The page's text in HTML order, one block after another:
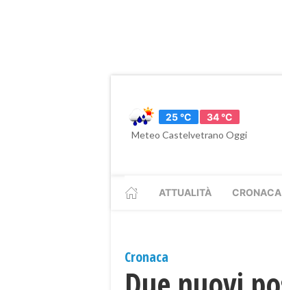
25 °C
34 °C
Meteo Castelvetrano Oggi
ATTUALITÀ CRONACA
Cronaca